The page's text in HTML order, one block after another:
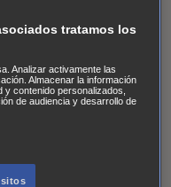
Mad Dogs La Sustituta
Accused CarterAlice
Sobrenatural Cómo
de Cuentas
tratamos los
Analizar activamente las
Almacenar la información
contenido personalizados,
de audiencia y desarrollo de